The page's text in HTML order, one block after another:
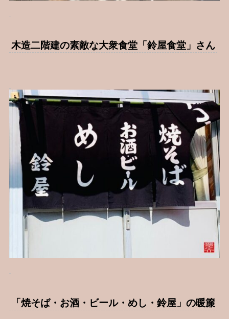
木造二階建の素敵な大衆食堂「鈴屋食堂」さん
「焼そば・お酒・ビール・めし・鈴屋」の暖簾